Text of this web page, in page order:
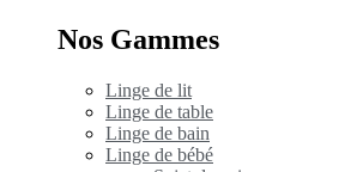
Nos Gammes
Linge de lit
Linge de table
Linge de bain
Linge de bébé